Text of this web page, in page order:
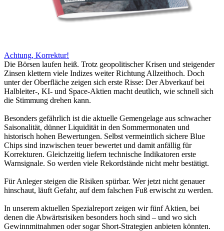
Achtung, Korrektur!
Die Börsen laufen heiß. Trotz geopolitischer Krisen und steigender
Zinsen klettern viele Indizes weiter Richtung Allzeithoch. Doch
unter der Oberfläche zeigen sich erste Risse: Der Abverkauf bei
Halbleiter-, KI- und Space-Aktien macht deutlich, wie schnell sich
die Stimmung drehen kann.
Besonders gefährlich ist die aktuelle Gemengelage aus schwacher
Saisonalität, dünner Liquidität in den Sommermonaten und
historisch hohen Bewertungen. Selbst vermeintlich sichere Blue
Chips sind inzwischen teuer bewertet und damit anfällig für
Korrekturen. Gleichzeitig liefern technische Indikatoren erste
Warnsignale. So werden viele Rekordstände nicht mehr bestätigt.
Für Anleger steigen die Risiken spürbar. Wer jetzt nicht genauer
hinschaut, läuft Gefahr, auf dem falschen Fuß erwischt zu werden.
In unserem aktuellen Spezialreport zeigen wir fünf Aktien, bei
denen die Abwärtsrisiken besonders hoch sind – und wo sich
Gewinnmitnahmen oder sogar Short-Strategien anbieten könnten.